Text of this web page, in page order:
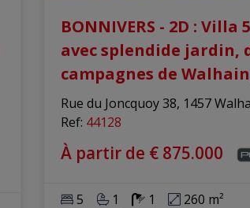
BONNIVERS - 2D : Villa
avec splendide jardin,
campagnes de
Rue du Joncquoy 38, 1457
Ref: 44128
À partir de € 875.000
5 1 1
260 m²